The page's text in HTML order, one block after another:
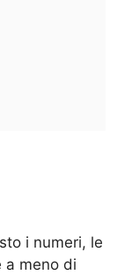
i numeri, le
a meno di